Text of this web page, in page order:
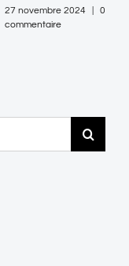
27 novembre 2024
0
commentaire